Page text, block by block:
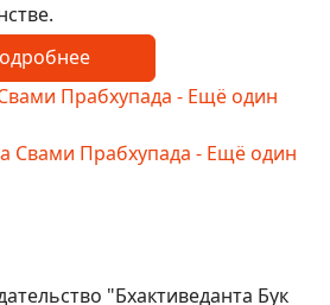
Прабхупада - Ещё один
"Бхактиведанта Бук